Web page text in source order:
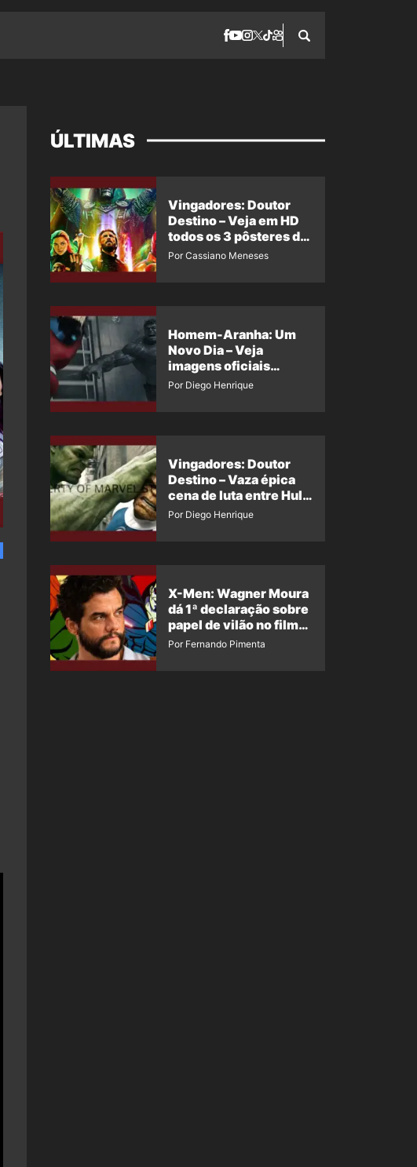
ÚLTIMAS
Vingadores: Doutor
Destino – Veja em HD
todos os 3 pôsteres de
‘Doomsday’ + 1 imagem
Por Cassiano Meneses
Homem-Aranha: Um
Novo Dia – Veja
imagens oficiais
descartadas do Hulk
Por Diego Henrique
Vingadores: Doutor
Destino – Vaza épica
cena de luta entre Hulk
e o Coisa
Por Diego Henrique
X-Men: Wagner Moura
dá 1ª declaração sobre
papel de vilão no filme
da Marvel
Por Fernando Pimenta